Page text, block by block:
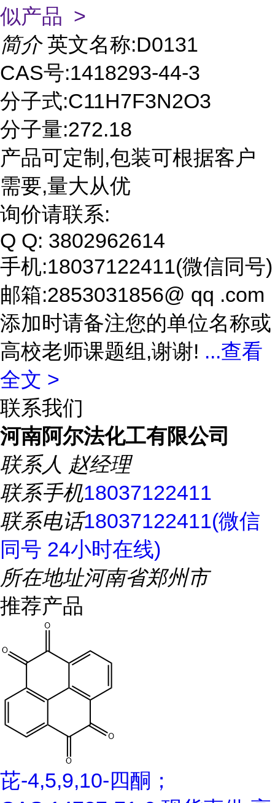
似产品 >
简介 英文名称:D0131
CAS号:1418293-44-3
分子式:C11H7F3N2O3
分子量:272.18
产品可定制,包装可根据客户
需要,量大从优
询价请联系:
Q Q: 3802962614
手机:18037122411(微信同号)
邮箱:2853031856@ qq .com
添加时请备注您的单位名称或
高校老师课题组,谢谢! ...查看
全文 >
联系我们
河南阿尔法化工有限公司
联系人 赵经理
联系手机18037122411
联系电话18037122411(微信
同号 24小时在线)
所在地址河南省郑州市
推荐产品
芘-4,5,9,10-四酮；